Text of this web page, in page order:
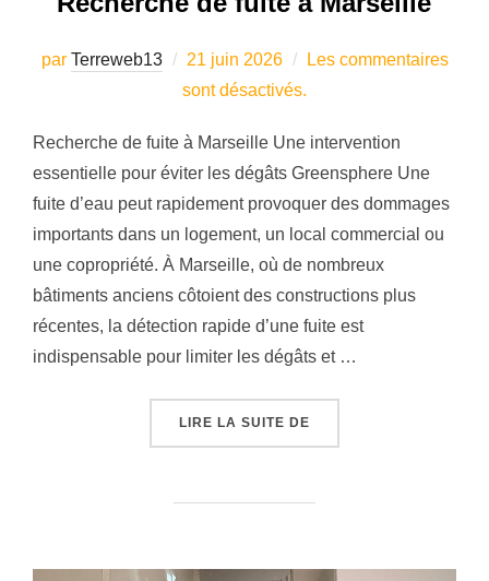
par Terreweb13
Publié
le
21 juin 2026
Les commentaires
sont désactivés.
Recherche de fuite à Marseille Une intervention
essentielle pour éviter les dégâts Greensphere Une
fuite d’eau peut rapidement provoquer des dommages
importants dans un logement, un local commercial ou
une copropriété. À Marseille, où de nombreux
bâtiments anciens côtoient des constructions plus
récentes, la détection rapide d’une fuite est
indispensable pour limiter les dégâts et …
LIRE LA SUITE DE